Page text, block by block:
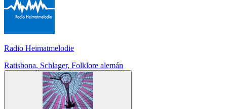
Radio Heimatmelodie
Ratisbona, Schlager, Folklore alemán